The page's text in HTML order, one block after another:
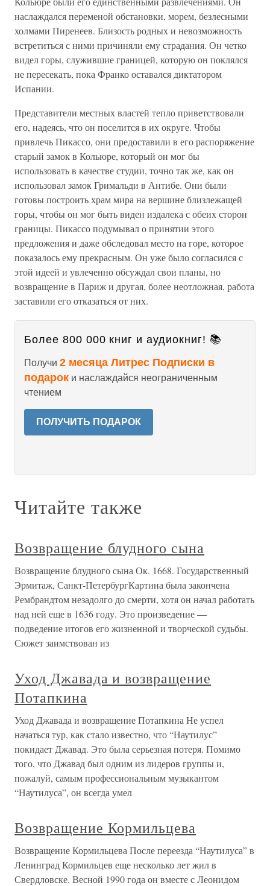
наслаждался переменой обстановки, морем, безлесными
холмами Пиренеев. Близость родных и невозможность
встретиться с ними причиняли ему страдания. Он четко
видел горы, служившие границей, которую он поклялся
не пересекать, пока Франко оставался диктатором
Испании.
Представители местных властей тепло приветствовали
его, надеясь, что он поселится в их округе. Чтобы
привлечь Пикассо, они предоставили в его распоряжение
старый замок в Кольюре, который он мог бы
использовать в качестве студии, точно так же, как он
использовал замок Гримальди в Антибе. Они были
готовы построить храм мира на вершине близлежащей
горы, чтобы он мог быть виден издалека с обеих сторон
границы. Пикассо подумывал о принятии этого
предложения и даже обследовал место на горе, которое
показалось ему прекрасным. Он уже было согласился с
этой идеей и увлеченно обсуждал свои планы, но
возвращение в Париж и другая, более неотложная, работа
заставили его отказаться от них.
Более 800 000 книг и аудиокниг! 📚
Получи 2 месяца Литрес Подписки в
подарок и наслаждайся неограниченным
чтением
ПОЛУЧИТЬ ПОДАРОК
Читайте также
Возвращение блудного сына
Возвращение блудного сына Ок. 1668. Государственный
Эрмитаж, Санкт-ПетербургКартина была закончена
Рембрандтом незадолго до смерти, хотя он начал работать
над ней еще в 1636 году. Это произведение —
подведение итогов его жизненной и творческой судьбы.
Сюжет заимствован из
Уход Джавада и возвращение
Потапкина
Уход Джавада и возвращение Потапкина Не успел
начаться тур, как стало известно, что “Наутилус”
покидает Джавад. Это была серьезная потеря. Помимо
того, что Джавад был одним из лидеров группы и,
пожалуй, самым профессиональным музыкантом
“Наутилуса”, он всегда умел
Возвращение Кормильцева
Возвращение Кормильцева После переезда “Наутилуса” в
Ленинград Кормильцев еще несколько лет жил в
Свердловске. Весной 1990 года он вместе с Леонидом